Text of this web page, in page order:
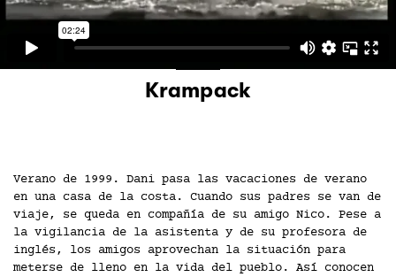
Krampack
Verano de 1999. Dani pasa las vacaciones de verano
en una casa de la costa. Cuando sus padres se van de
viaje, se queda en compañía de su amigo Nico. Pese a
la vigilancia de la asistenta y de su profesora de
inglés, los amigos aprovechan la situación para
meterse de lleno en la vida del pueblo. Así conocen